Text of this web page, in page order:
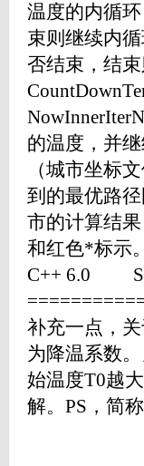
温度的内循
束则继续内
否结束，结束
的温度，并
（城市坐标
到的最优路
市的计算结
和红色*标
C++ 6.0
补充一点，
为降温系数
始温度T0越
解。PS，简称